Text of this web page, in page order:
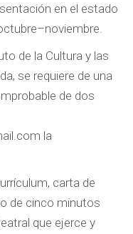
en el estado
de la Cultura y las
se requiere de una
de dos
la
carta de
de cinco minutos
que ejerce y